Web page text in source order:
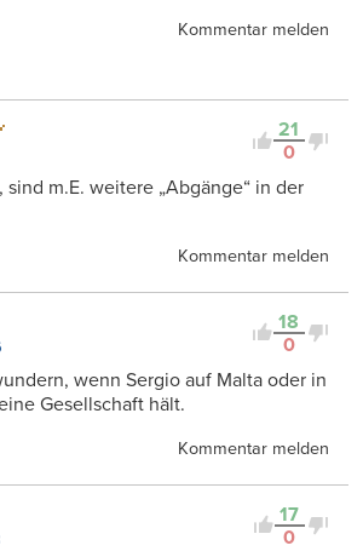
Kommentar melden
21
0
sind m.E. weitere „Abgänge“ in der
Kommentar melden
18
0
wenn Sergio auf Malta oder in
Gesellschaft hält.
Kommentar melden
17
0